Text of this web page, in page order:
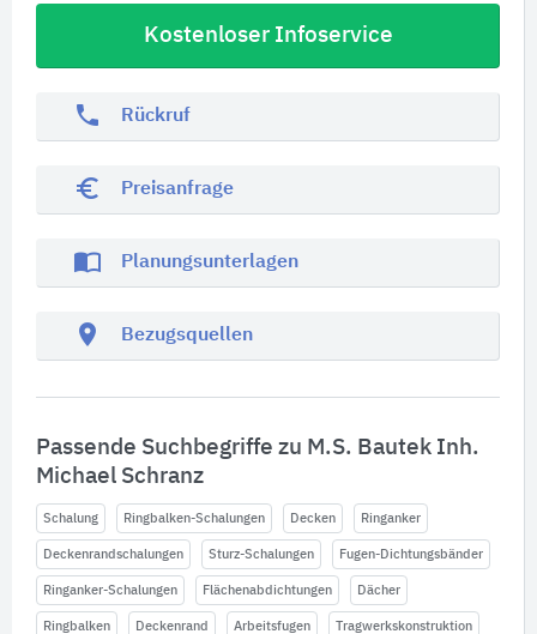
Kostenloser Infoservice
phone Rückruf
euro_symbol Preisanfrage
import_contacts Planungsunterlagen
location_on Bezugsquellen
Passende Suchbegriffe zu M.S. Bautek Inh.
Michael Schranz
Schalung Ringbalken-Schalungen Decken Ringanker
Deckenrandschalungen Sturz-Schalungen Fugen-Dichtungsbänder
Ringanker-Schalungen Flächenabdichtungen Dächer
Ringbalken Deckenrand Arbeitsfugen Tragwerkskonstruktion